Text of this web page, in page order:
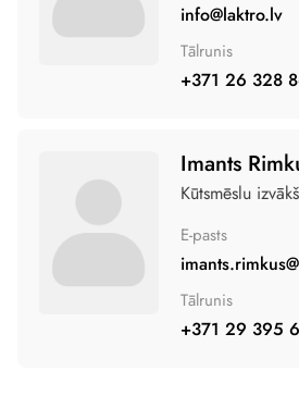
info@laktro.lv
Tālrunis
+371 26 328
Imants
Kūtsmēslu
E-pasts
Tālrunis
+371 29 395